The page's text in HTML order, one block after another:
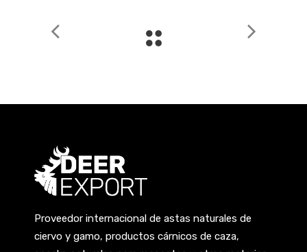
Proveedor internacional de astas naturales de
ciervo y gamo, productos cárnicos de caza,